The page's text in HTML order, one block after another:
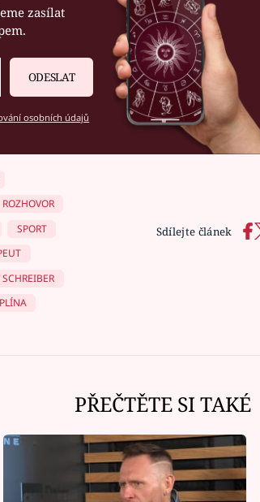
zasílat
ODESLAT
osobních údajů
Sdílejte článek
ROZHOVOR
SPORT
SCHREIBER
PŘEČTĚTE SI TAKÉ